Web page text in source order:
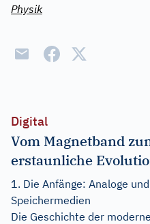
Physik
Digital
Vom Magnetband
erstaunliche
1. Die Anfänge: Analoge
Speichermedien
Die Geschichte der